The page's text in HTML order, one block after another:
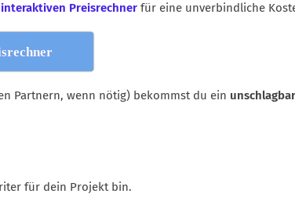
interaktiven Preisrechner für eine unverbindliche
Partnern, wenn nötig) bekommst du ein
für dein Projekt bin.